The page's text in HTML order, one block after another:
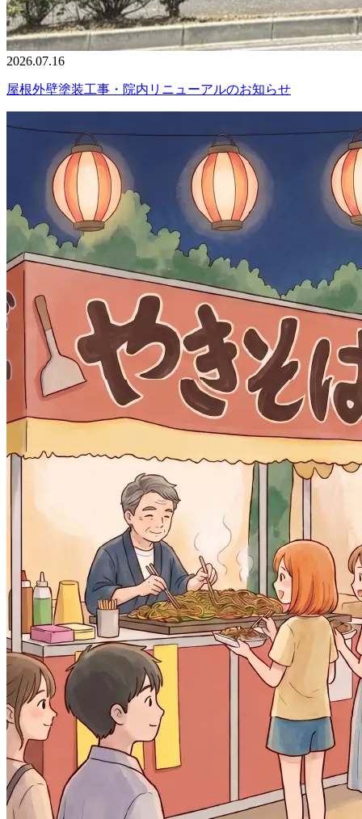
2026.07.16
屋根外壁塗装工事・院内リニューアルのお知らせ